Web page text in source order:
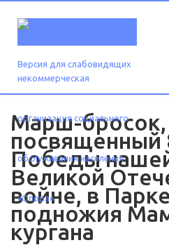
Версия для слабовидящих
Марш-бросок,
посвященный
Победы
Великой
войне, в
подножия
кургана